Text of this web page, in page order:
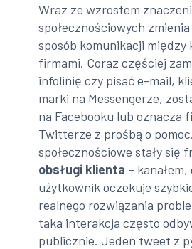
Wraz ze wzrostem
społecznościowych
sposób komunikacji między
firmami. Coraz częściej
infolinię czy pisać e-mail,
marki na Messengerze,
na Facebooku lub oznacza
Twitterze z prośbą o
społecznościowe stały się
obsługi klienta – kanałem,
użytkownik oczekuje
realnego rozwiązania
taka interakcja często
publicznie. Jeden tweet z